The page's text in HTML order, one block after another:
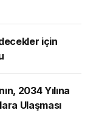
için
2034 Yılına
Ulaşması